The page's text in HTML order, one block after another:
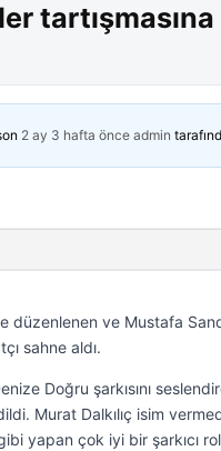
2 ay 3 hafta önce admin
düzenlenen ve Mustafa
sahne aldı.
Doğru şarkısını
Murat Dalkılıç isim
yapan çok iyi bir şarkıcı